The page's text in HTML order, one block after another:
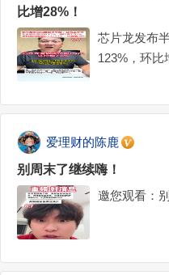
比增28%！
芯片龙发布
123%，环比
爱理财的陈鹿
别周末了继续嗨！
邀您观看：